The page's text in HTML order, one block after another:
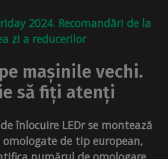
2024. Recomandări de la
zi a reducerilor
mașinile vechi.
să fiți atenți
înlocuire LEDr se montează
de tip european,